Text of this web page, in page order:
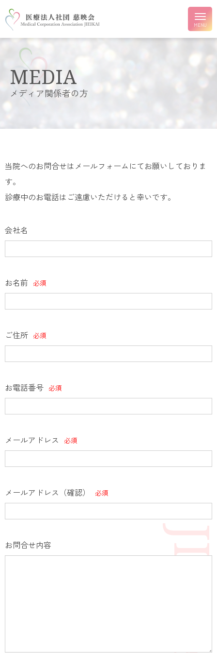
MEDIA
メディア関係者の方
当院へのお問合せはメールフォームにてお願いしておりま
す。
診療中のお電話はご遠慮いただけると幸いです。
会社名
お名前 必須
ご住所 必須
お電話番号 必須
メールアドレス 必須
メールアドレス（確認） 必須
お問合せ内容